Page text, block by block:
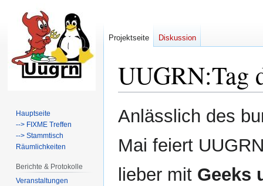
UUGRN:Tag
Zur
Navigation
Zur
Suche
Anlässlich des
Mai feiert
lieber mit Geeks
Projektseite Diskussion
Hauptseite
--> FIXME Treffen
--> Stammtisch
Räumlichkeiten
Berichte & Protokolle
Veranstaltungen